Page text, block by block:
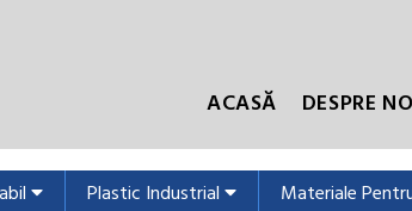
ACASĂ
DESPRE
Plastic Industrial Materiale